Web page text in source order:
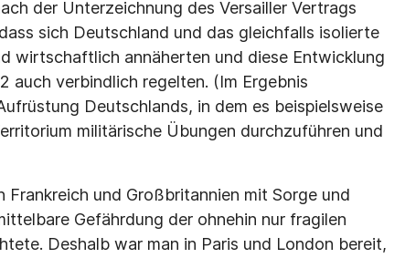
der Unterzeichnung des Versailler Vertrags
sich Deutschland und das gleichfalls isolierte
wirtschaftlich annäherten und diese Entwicklung
auch verbindlich regelten. (Im Ergebnis
Deutschlands, in dem es beispielsweise
militärische Übungen durchzuführen und
Frankreich und Großbritannien mit Sorge und
Gefährdung der ohnehin nur fragilen
Deshalb war man in Paris und London bereit,